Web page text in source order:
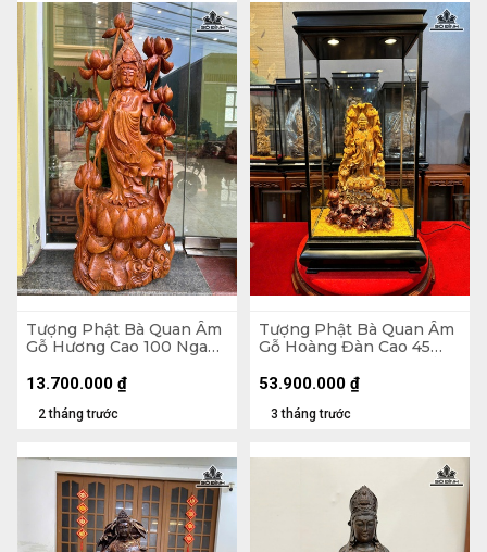
Tượng Phật Bà Quan Âm
Gỗ Hương Cao 100 Ngang
2 tháng trước
13.700.000 ₫
Tượng Phật Bà Quan Âm
Gỗ Hoàng Đàn Cao 45
Cao 75 Rộng 42 Sâu 30
3 tháng trước
53.900.000 ₫